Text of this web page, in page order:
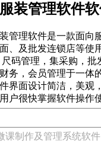
装管理软件
管理软件是一款面向
、及批发连锁店等使
码管理，集采购，批
务，会员管理于一体
界面设计简洁，美观
户很快掌握软件操作
课制作及管理系统软件